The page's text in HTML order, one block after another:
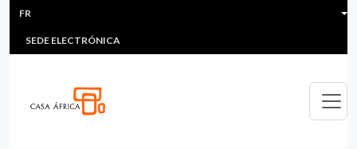
Aller au contenu principal
HEADER MENU
MULTIMEDIA
SEDE ELECTRÓNICA
FR